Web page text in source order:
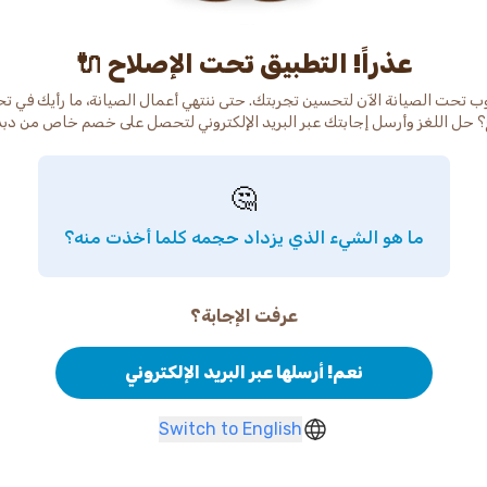
عذراً! التطبيق تحت الإصلاح 🔌
تحت الصيانة الآن لتحسين تجربتك. حتى ننتهي أعمال الصيانة، ما رأيك في
حل اللغز وأرسل إجابتك عبر البريد الإلكتروني لتحصل على خصم خاص من
🤔
ما هو الشيء الذي يزداد حجمه كلما أخذت منه؟
عرفت الإجابة؟
نعم! أرسلها عبر البريد الإلكتروني
Switch to English